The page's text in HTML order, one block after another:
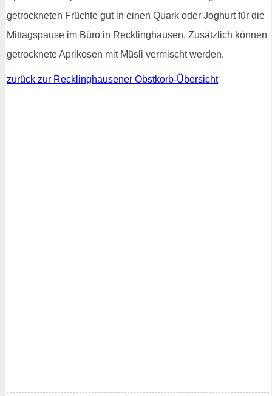
getrockneten Früchte gut in einen Quark oder Joghurt für die
Mittagspause im Büro in Recklinghausen. Zusätzlich können
getrocknete Aprikosen mit Müsli vermischt werden.
zurück zur Recklinghausener Obstkorb-Übersicht